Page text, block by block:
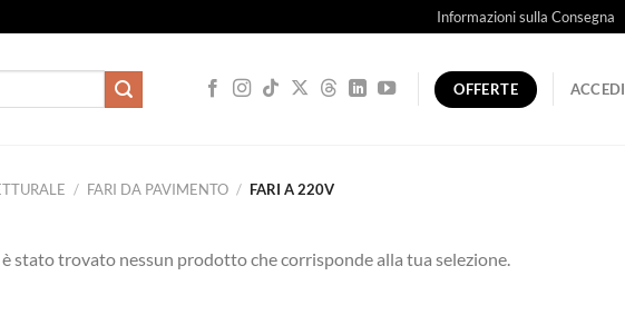
Informazioni sulla Consegna
OFFERTE ACCEDI
/ FARI DA PAVIMENTO / FARI A 220V
stato trovato nessun prodotto che corrisponde alla tua selezione.